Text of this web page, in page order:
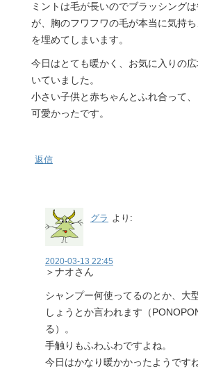
ミントは毛が長いのでブラッシング
が、胸のフワフワの毛が本当に気持
を埋めてしまいます。
今日はとても暖かく、お気に入りの
いていました。
小さい子供と赤ちゃんとふれ合って、
可愛かったです。
返信
グラ より:
2020-03-13 22:45
＞ナオさん
シャンプー何使ってるのとか、大
しょうとか言われます（
る）。
手触りもふわふわですよね。
今日はかなり暖かかったようですね